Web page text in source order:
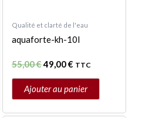
Qualité et clarté de l'eau
aquaforte-kh-10l
55,00€49,00€ TTC
Ajouter au panier